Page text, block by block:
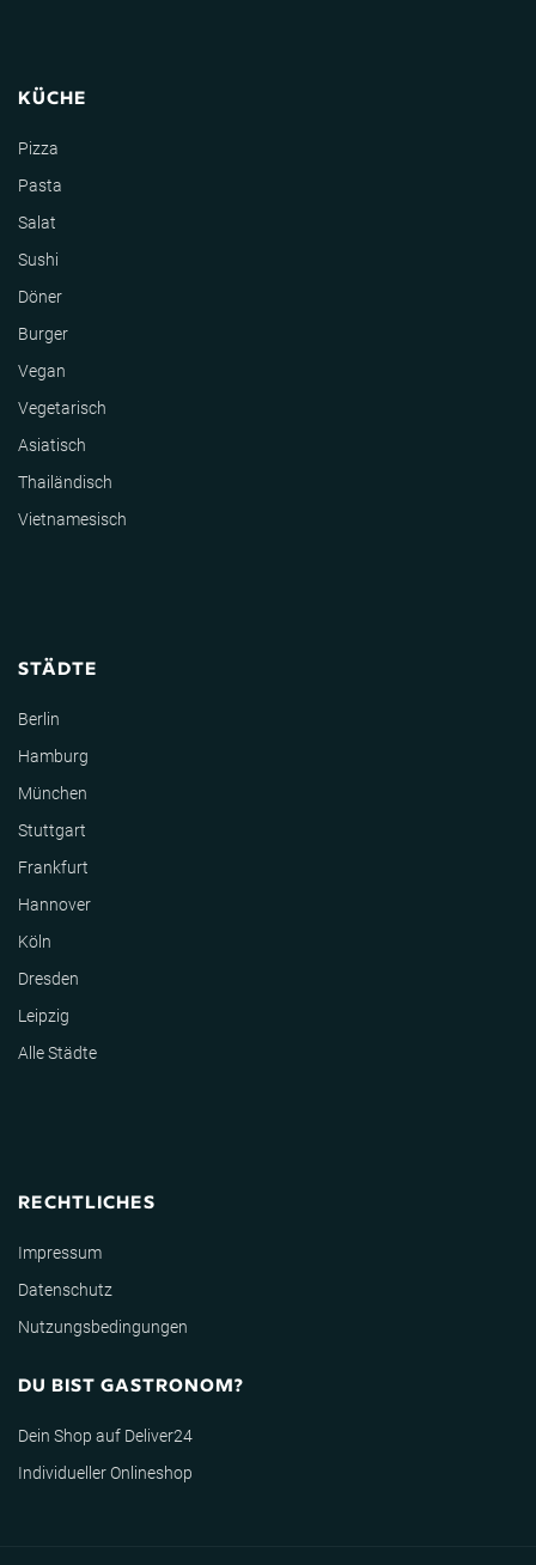
KÜCHE
Pizza
Pasta
Salat
Sushi
Döner
Burger
Vegan
Vegetarisch
Asiatisch
Thailändisch
Vietnamesisch
STÄDTE
Berlin
Hamburg
München
Stuttgart
Frankfurt
Hannover
Köln
Dresden
Leipzig
Alle Städte
RECHTLICHES
Impressum
Datenschutz
Nutzungsbedingungen
DU BIST GASTRONOM?
Dein Shop auf Deliver24
Individueller Onlineshop